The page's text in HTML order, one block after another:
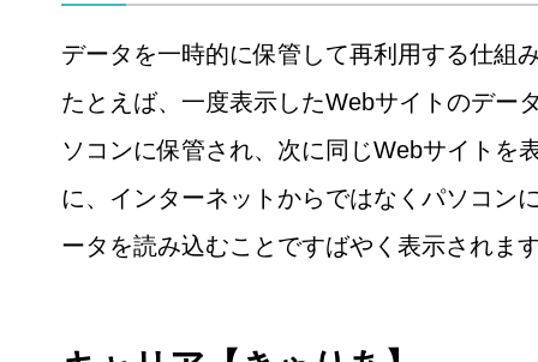
データを一時的に保管して再利用する仕組
たとえば、一度表示したWebサイトのデー
ソコンに保管され、次に同じWebサイトを
に、インターネットからではなくパソコン
ータを読み込むことですばやく表示されま